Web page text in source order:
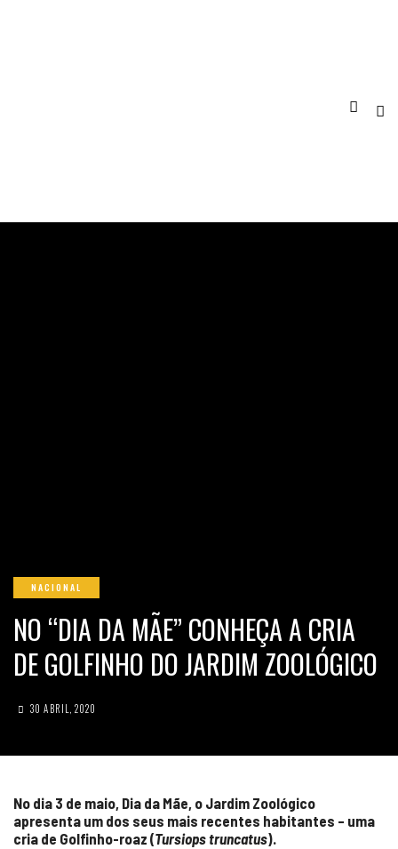
NACIONAL
NO “DIA DA MÃE” CONHEÇA A CRIA
DE GOLFINHO DO JARDIM ZOOLÓGICO
30 ABRIL, 2020
No dia 3 de maio, Dia da Mãe, o Jardim Zoológico
apresenta um dos seus mais recentes habitantes – uma
cria de Golfinho-roaz (Tursiops truncatus).